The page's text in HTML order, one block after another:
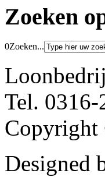
Zoeken
0Zoeken...
Tel.
Copyright
Designed